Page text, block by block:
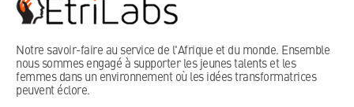
Notre savoir-faire au service de l'Afrique et du monde. Ensemble
nous sommes engagé à supporter les jeunes talents et les
femmes dans un environnement où les idées transformatrices
peuvent éclore.